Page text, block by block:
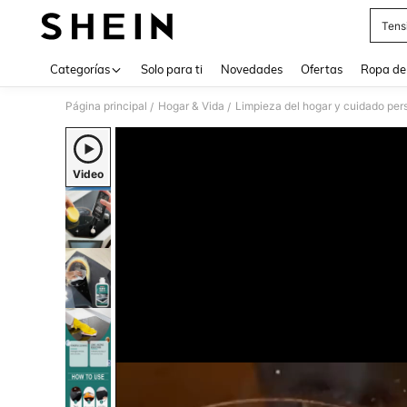
Categorías Solo para ti Novedades Ofertas Ropa
Página principal / Hogar & Vida / Limpieza del hogar y cuidado
Video